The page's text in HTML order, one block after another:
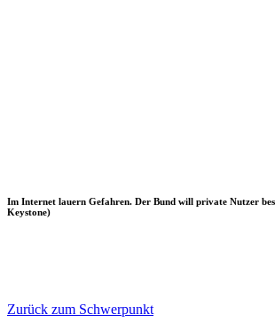
Im Internet lauern Gefahren. Der Bund will private Nutzer
Keystone)
Zurück zum Schwerpunkt